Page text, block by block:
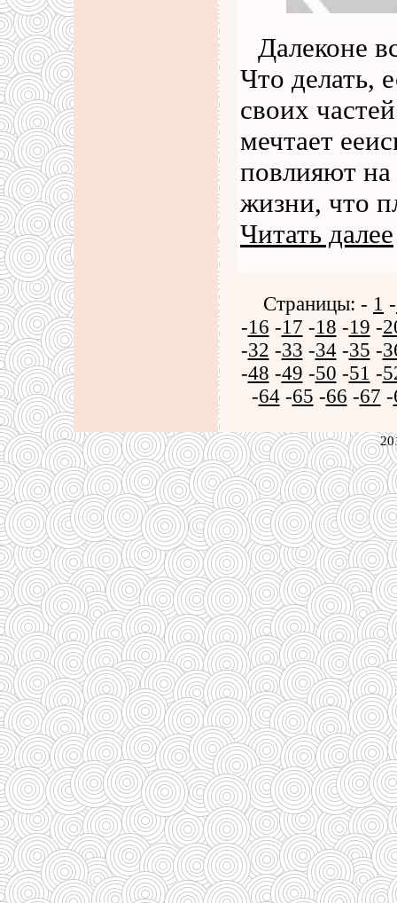
Далеконе
Что делать,
своих
мечтает
повлияют
жизни, что
Читать далее
Страницы: - 1 -
-16 -17 -18 -19 -
-32 -33 -34-35 -
-48 -49 -50 -51 -
-64-65 -66 -67 -